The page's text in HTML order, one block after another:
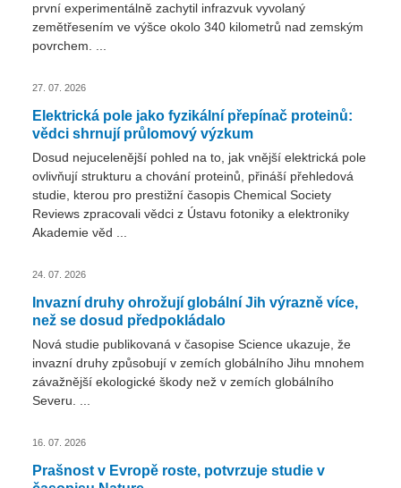
první experimentálně zachytil infrazvuk vyvolaný
zemětřesením ve výšce okolo 340 kilometrů nad zemským
povrchem. ...
27. 07. 2026
Elektrická pole jako fyzikální přepínač proteinů:
vědci shrnují průlomový výzkum
Dosud nejucelenější pohled na to, jak vnější elektrická pole
ovlivňují strukturu a chování proteinů, přináší přehledová
studie, kterou pro prestižní časopis Chemical Society
Reviews zpracovali vědci z Ústavu fotoniky a elektroniky
Akademie věd ...
24. 07. 2026
Invazní druhy ohrožují globální Jih výrazně více,
než se dosud předpokládalo
Nová studie publikovaná v časopise Science ukazuje, že
invazní druhy způsobují v zemích globálního Jihu mnohem
závažnější ekologické škody než v zemích globálního
Severu. ...
16. 07. 2026
Prašnost v Evropě roste, potvrzuje studie v